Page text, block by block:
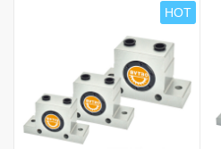
HOT